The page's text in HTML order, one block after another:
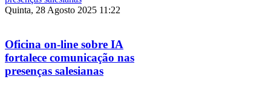
Quinta, 28 Agosto 2025 11:22
Oficina on-line sobre IA
fortalece comunicação nas
presenças salesianas